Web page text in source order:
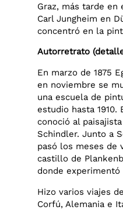
Graz, más tarde en
Carl Jungheim en
concentró en la
Autorretrato
En marzo de 1875
en noviembre se
una escuela de
estudio hasta 1910.
conoció al
Schindler. Junto a
pasó los meses de
castillo de
donde
Hizo varios viajes
Corfú, Alemania e